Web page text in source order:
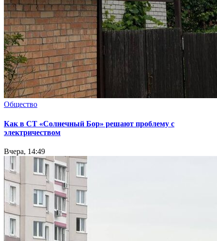
Общество
Как в СТ «Солнечный Бор» решают проблему с
электричеством
Вчера, 14:49